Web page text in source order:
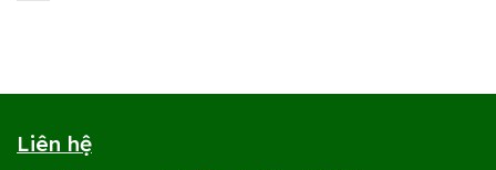
Liên hệ